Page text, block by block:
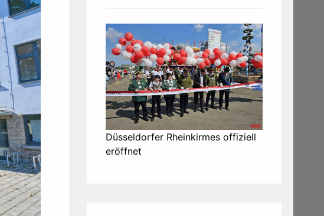
Düsseldorfer Rheinkirmes offiziell
eröffnet